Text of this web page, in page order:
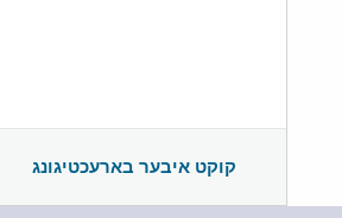
קוקט איבער בארעכטיגונג